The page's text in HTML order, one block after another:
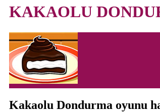
KAKAOLU
Kakaolu Dondurma oyunu